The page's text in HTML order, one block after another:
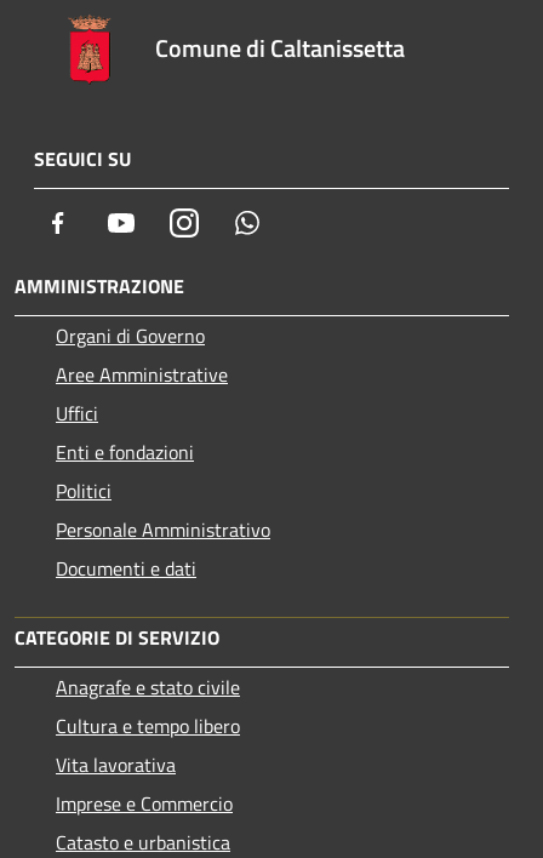
Comune di Caltanissetta
SEGUICI SU
Facebook YoutubeInstagram
AMMINISTRAZIONE
Organi di Governo
Aree Amministrative
Uffici
Enti e fondazioni
Politici
Personale Amministrativo
Documenti e dati
CATEGORIE DI SERVIZIO
Anagrafe e stato civile
Cultura e tempo libero
Vita lavorativa
Imprese e Commercio
Catasto e urbanistica